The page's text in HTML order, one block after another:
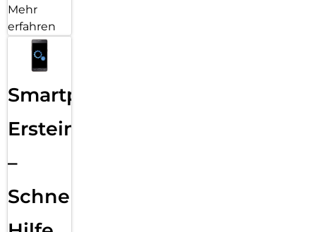
Mehr
erfahren
Smartphone
Ersteinrichtung
–
Schnelle